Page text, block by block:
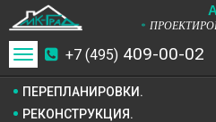
*
+7 (495) 409-00-02
Toggle
navigation
ПЕРЕПЛАНИРОВКИ.
РЕКОНСТРУКЦИЯ.